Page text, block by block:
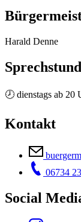
Harald Denne
🕗 dienstags ab 20
Kontakt
06734
Social